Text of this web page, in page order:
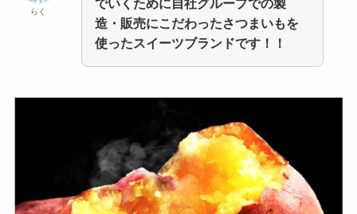
らく
でいくために自社グループでの製
造・販売にこだわったさつまいもを
使ったスイーツブランドです！！